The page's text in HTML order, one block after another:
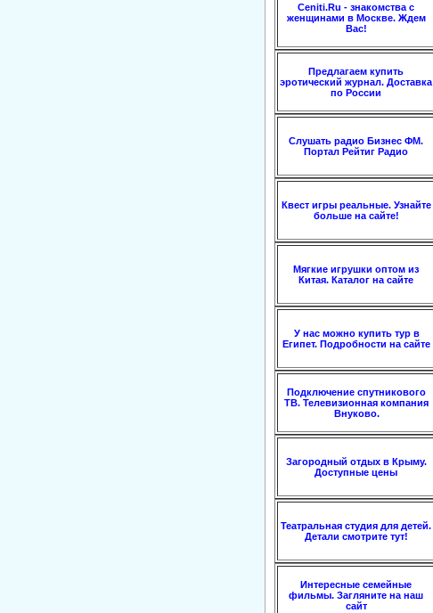
Ceniti.Ru - знакомства с
женщинами в Москве. Ждем
Вас!
Предлагаем купить
эротический журнал. Доставка
по России
Слушать радио Бизнес ФМ.
Портал Рейтиг Радио
Квест игры реальные. Узнайте
больше на сайте!
Мягкие игрушки оптом из
Китая. Каталог на сайте
У нас можно купить тур в
Египет. Подробности на сайте
Подключение спутникового
ТВ. Телевизионная компания
Внуково.
Загородный отдых в Крыму.
Доступные цены
Театральная студия для детей.
Детали смотрите тут!
Интересные семейные
фильмы. Загляните на наш
сайт